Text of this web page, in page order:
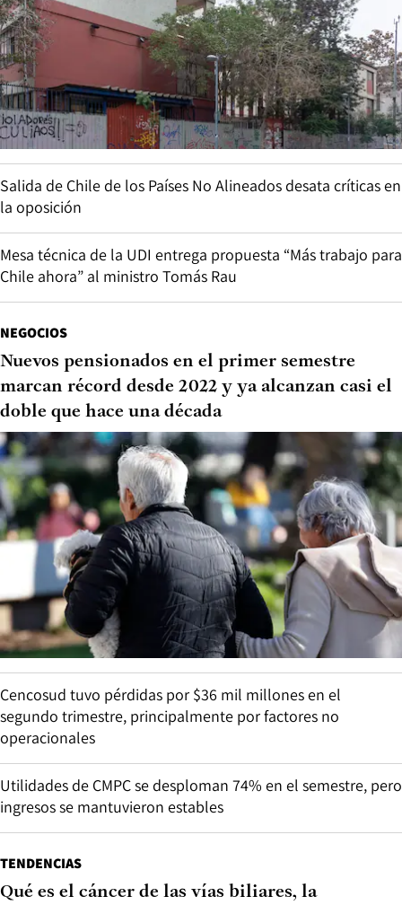
Salida de Chile de los Países No Alineados desata críticas en
la oposición
Mesa técnica de la UDI entrega propuesta “Más trabajo para
Chile ahora” al ministro Tomás Rau
NEGOCIOS
Nuevos pensionados en el primer semestre
marcan récord desde 2022 y ya alcanzan casi el
doble que hace una década
Cencosud tuvo pérdidas por $36 mil millones en el
segundo trimestre, principalmente por factores no
operacionales
Utilidades de CMPC se desploman 74% en el semestre, pero
ingresos se mantuvieron estables
TENDENCIAS
Qué es el cáncer de las vías biliares, la